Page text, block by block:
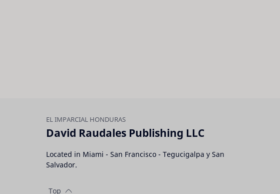
David Raudales Publishing LLC
Located in Miami - San Francisco - Tegucigalpa y San
Salvador.